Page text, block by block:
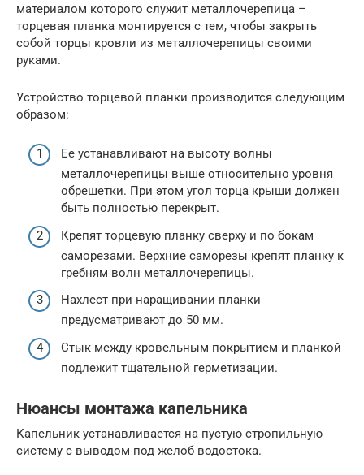
материалом которого служит металлочерепица –
торцевая планка монтируется с тем, чтобы закрыть
собой торцы кровли из металлочерепицы своими
руками.
Устройство торцевой планки производится следующим
образом:
Ее устанавливают на высоту волны
металлочерепицы выше относительно уровня
обрешетки. При этом угол торца крыши должен
быть полностью перекрыт.
Крепят торцевую планку сверху и по бокам
саморезами. Верхние саморезы крепят планку к
гребням волн металлочерепицы.
Нахлест при наращивании планки
предусматривают до 50 мм.
Стык между кровельным покрытием и планкой
подлежит тщательной герметизации.
Нюансы монтажа капельника
Капельник устанавливается на пустую стропильную
систему с выводом под желоб водостока.